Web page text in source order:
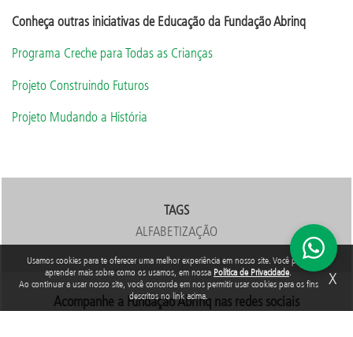
Usamos cookies para te oferecer uma melhor experiência em nosso site. Você pode
aprender mais sobre como os usamos, em nossa Política de Privacidade.
Ao continuar a usar nosso site, você concorda em nos permitir usar cookies para os fins
descritos no link acima.
X
Conheça outras iniciativas de Educação da Fundação Abrinq
Programa Creche para Todas as Crianças
Projeto Construindo Futuros
Projeto Mudando a História
TAGS
ALFABETIZAÇÃO
Acompanhe a Fundação Abrinq nas redes sociais